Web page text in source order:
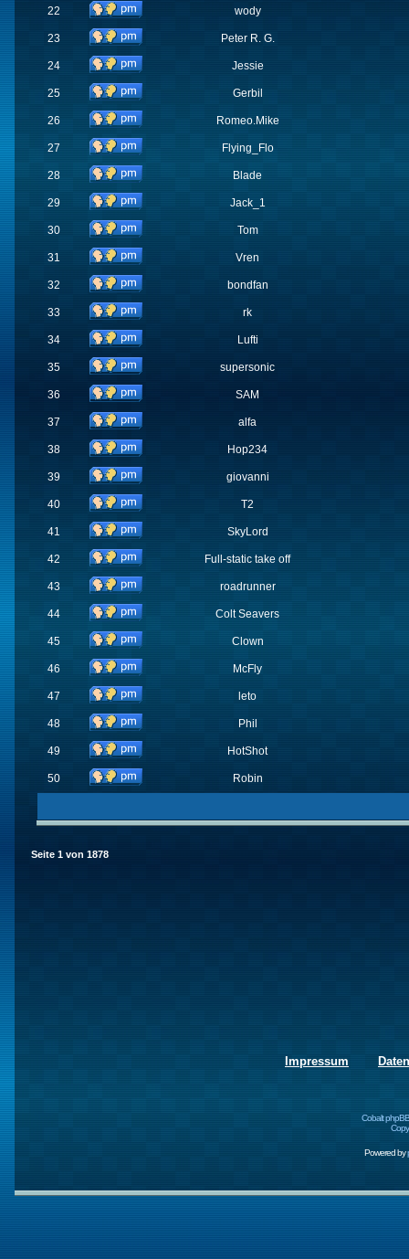
22 wody
23 Peter R. G.
24 Jessie
25 Gerbil
26 Romeo.Mike
27 Flying_Flo
28 Blade
29 Jack_1
30 Tom
31 Vren
32 bondfan
33 rk
34 Lufti
35 supersonic
36 SAM
37 alfa
38 Hop234
39 giovanni
40 T2
41 SkyLord
42 Full-static take off
43 roadrunner
44 Colt Seavers
45 Clown
46 McFly
47 leto
48 Phil
49 HotShot
50 Robin
Seite 1 von 1878
Impressum
Cobalt
Powered by